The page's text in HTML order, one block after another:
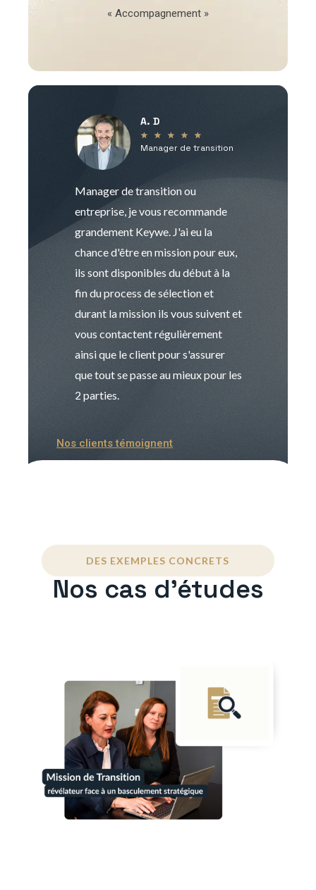
« Accompagnement »
A. D
★ ★ ★ ★ ★
Manager de transition
Manager de transition ou
entreprise, je vous recommande
grandement Keywe. J'ai eu la
chance d'être en mission pour eux,
ils sont disponibles du début à la
fin du process de sélection et
durant la mission ils vous suivent et
vous contactent régulièrement
ainsi que le client pour s'assurer
que tout se passe au mieux pour les
2 parties.
Nos clients témoignent
DES EXEMPLES CONCRETS
Nos cas d'études